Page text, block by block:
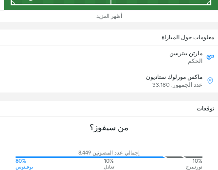
أظهر المزيد
معلومات حول المباراة
مارتن بيترسن
الحكم
ماكس مورلوك ستاديون
عدد الجمهور: 33,180
توقعات
من سيفوز؟
إجمالي عدد المصوتين 8,449
10%
نورنبيرج
10%
تعادل
80%
يوفنتوس